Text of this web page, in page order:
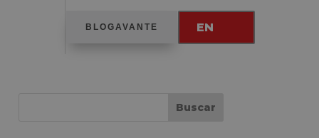
BLOGAVANTE EN